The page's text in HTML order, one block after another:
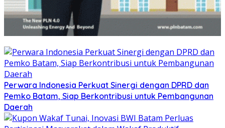
Perwara Indonesia Perkuat Sinergi dengan DPRD dan
Pemko Batam, Siap Berkontribusi untuk Pembangunan
Daerah